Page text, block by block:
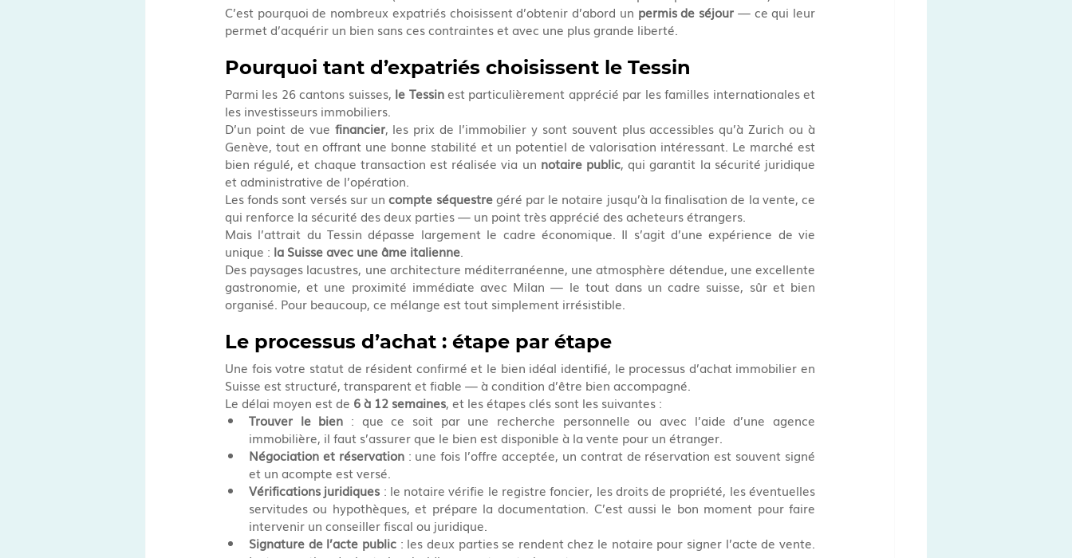
C’est pourquoi de nombreux expatriés choisissent d’obtenir d’abord un permis de séjour — ce qui leur
permet d’acquérir un bien sans ces contraintes et avec une plus grande liberté.
Pourquoi tant d’expatriés choisissent le Tessin
Parmi les 26 cantons suisses, le Tessin est particulièrement apprécié par les familles internationales et
les investisseurs immobiliers.
D’un point de vue financier, les prix de l’immobilier y sont souvent plus accessibles qu’à Zurich ou à
Genève, tout en offrant une bonne stabilité et un potentiel de valorisation intéressant. Le marché est
bien régulé, et chaque transaction est réalisée via un notaire public, qui garantit la sécurité juridique
et administrative de l’opération.
Les fonds sont versés sur un compte séquestre géré par le notaire jusqu’à la finalisation de la vente, ce
qui renforce la sécurité des deux parties — un point très apprécié des acheteurs étrangers.
Mais l’attrait du Tessin dépasse largement le cadre économique. Il s’agit d’une expérience de vie
unique : la Suisse avec une âme italienne
Des paysages lacustres, une architecture méditerranéenne, une atmosphère détendue, une excellente
gastronomie, et une proximité immédiate avec Milan — le tout dans un cadre suisse, sûr et bien
organisé. Pour beaucoup, ce mélange est tout simplement irrésistible.
Le processus d’achat : étape par étape
Une fois votre statut de résident confirmé et le bien idéal identifié, le processus d’achat immobilier en
Suisse est structuré, transparent et fiable — à condition d’être bien accompagné.
Le délai moyen est de 6 à 12 semaines, et les étapes clés sont les suivantes :
Trouver le bien : que ce soit par une recherche personnelle ou avec l’aide d’une agence
immobilière, il faut s’assurer que le bien est disponible à la vente pour un étranger.
Négociation et réservation : une fois l’offre acceptée, un contrat de réservation est souvent signé
et un acompte est versé.
Vérifications juridiques : le notaire vérifie le registre foncier, les droits de propriété, les éventuelles
servitudes ou hypothèques, et prépare la documentation. C’est aussi le bon moment pour faire
intervenir un conseiller fiscal ou juridique.
Signature de l’acte public : les deux parties se rendent chez le notaire pour signer l’acte de vente.